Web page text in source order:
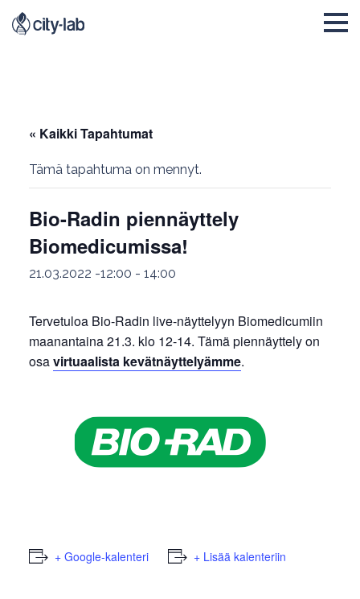
« Kaikki Tapahtumat
Tämä tapahtuma on mennyt.
Bio-Radin piennäyttely
Biomedicumissa!
21.03.2022 -12:00 - 14:00
Tervetuloa Bio-Radin live-näyttelyyn Biomedicumiin
maanantaina 21.3. klo 12-14. Tämä piennäyttely on
osavirtuaalista kevätnäyttelyämme.
+ Google-kalenteri + Lisää kalenteriin